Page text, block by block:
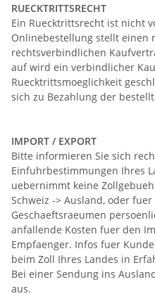
RUECKTRITTSRECHT
Ein Ruecktrittsrecht ist nicht
Onlinebestellung stellt einen
rechtsverbindlichen
auf wird ein verbindlicher
Ruecktrittsmoeglichkeit
sich zu Bezahlung der
IMPORT / EXPORT
Bitte informieren Sie sich
Einfuhrbestimmungen Ihres
uebernimmt keine
Schweiz -> Ausland, oder
Geschaeftsraeumen
anfallende Kosten fuer den
Empfaenger. Infos fuer
beim Zoll Ihres Landes in
Bei einer Sendung ins
aus.